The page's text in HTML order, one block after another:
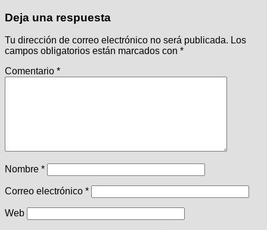
Deja una respuesta
Tu dirección de correo electrónico no será publicada. Los
campos obligatorios están marcados con *
Comentario *
Nombre *
Correo electrónico *
Web